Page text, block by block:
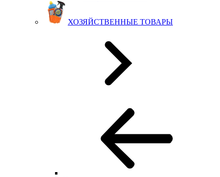
ХОЗЯЙСТВЕННЫЕ ТОВАРЫ